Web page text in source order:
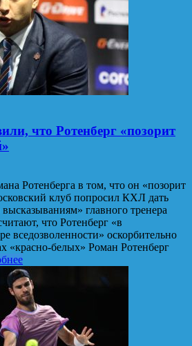
что Ротенберг «позорит
Ротенберга в том, что он «позорит
клуб попросил КХЛ дать
главного тренера
что Ротенберг «в
вседозволенности» оскорбительно
«красно-белых» Роман Ротенберг